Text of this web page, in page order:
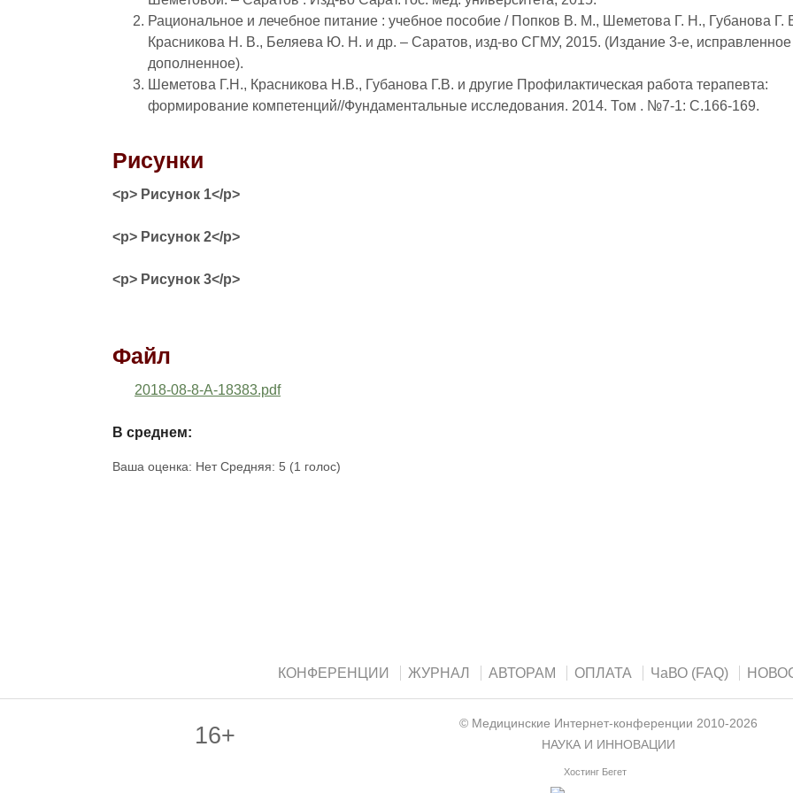
Рациональное и лечебное питание : учебное пособие / Попков В. М., Шеметова Г. Н., Губанова Г.
Красникова Н. В., Беляева Ю. Н. и др. – Саратов, изд-во СГМУ, 2015. (Издание 3-е, исправленное
дополненное).
Шеметова Г.Н., Красникова Н.В., Губанова Г.В. и другие Профилактическая работа терапевта:
формирование компетенций//Фундаментальные исследования. 2014. Том . №7-1: С.166-169.
Рисунки
<p> Рисунок 1</p>
<p> Рисунок 2</p>
<p> Рисунок 3</p>
Файл
2018-08-8-A-18383.pdf
В среднем:
Ваша оценка: Нет Средняя: 5 (1 голос)
КОНФЕРЕНЦИИ ЖУРНАЛ АВТОРАМ ОПЛАТА ЧаВО (FAQ)
16+ © Медицинские Интернет-конференции 2010-2026
НАУКА И ИННОВАЦИИ
Хостинг Бегет